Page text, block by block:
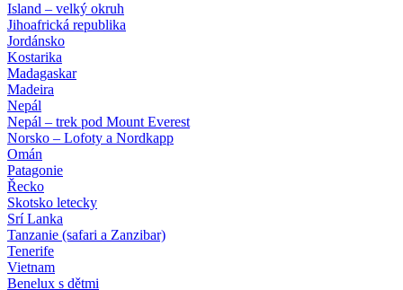
Island – velký okruh
Jihoafrická republika
Jordánsko
Kostarika
Madagaskar
Madeira
Nepál
Nepál – trek pod Mount Everest
Norsko – Lofoty a Nordkapp
Omán
Patagonie
Řecko
Skotsko letecky
Srí Lanka
Tanzanie (safari a Zanzibar)
Tenerife
Vietnam
Benelux s dětmi